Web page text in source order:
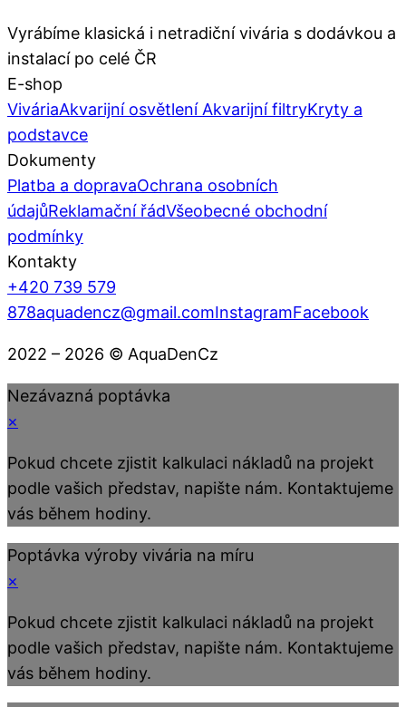
Vyrábíme klasická i netradiční vivária s dodávkou a
instalací po celé ČR
E-shop
ViváriaAkvarijní osvětlení Akvarijní filtryKryty a
podstavce
Dokumenty
Platba a dopravaOchrana osobních
údajůReklamační řádVšeobecné obchodní
podmínky
Kontakty
+420 739 579
878aquadencz@gmail.comInstagramFacebook
2022 – 2026 © AquaDenCz
Nezávazná poptávka
×
Pokud chcete zjistit kalkulaci nákladů na projekt
podle vašich představ, napište nám. Kontaktujeme
vás během hodiny.
Poptávka výroby vivária na míru
×
Pokud chcete zjistit kalkulaci nákladů na projekt
podle vašich představ, napište nám. Kontaktujeme
vás během hodiny.